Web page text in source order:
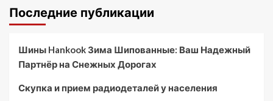
Последние публикации
Шины Hankook Зима Шипованные: Ваш Надежный
Партнёр на Снежных Дорогах
Скупка и прием радиодеталей у населения